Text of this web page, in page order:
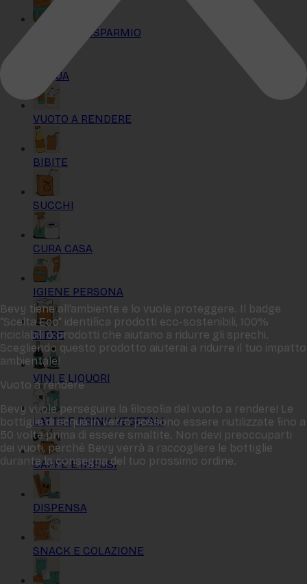
KIT MAXI RISPARMIO
ACQUA
VUOTO A RENDERE
BIBITE
SUCCHI
CURA CASA
IGIENE PERSONA
BIRRE
VINI E LIQUORI
LATTE E DRINK VEGETALI
CAFFÈ E INFUSI
DISPENSA
SNACK E COLAZIONE
Bevy tiene all‘ambiente e lo vuole proteggere. Il badge
“Scelta Eco“ identifica prodotti eco-sostenibili, 100%
riciclabili o prodotti che aiutano a ridurre gli sprechi.
Scegliendo questo prodotto aiuterai a ridurre il tuo impatto
ambientale!
Vuoto a rendere
Bevy vuole perseguire la filosofia del vuoto a rendere! Le
bottiglie di acqua in vetro possono essere riutilizzate fino a
50 volte prima di essere smaltite. Non devi preoccuparti
dei vuoti, perché Bevy verrà a raccogliere le bottiglie
durante la consegna del tuo prossimo ordine.